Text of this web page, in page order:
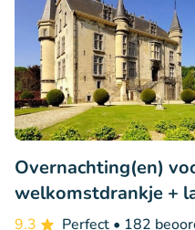
Overnachting(en)
welkomstdrankje +
9.3 Perfect • 182